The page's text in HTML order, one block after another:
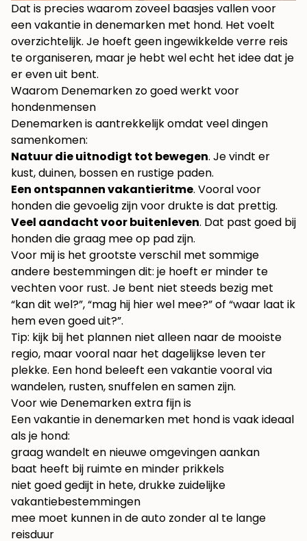
Dat is precies waarom zoveel baasjes vallen voor
een vakantie in denemarken met hond. Het voelt
overzichtelijk. Je hoeft geen ingewikkelde verre reis
te organiseren, maar je hebt wel echt het idee dat je
er even uit bent.
Waarom Denemarken zo goed werkt voor
hondenmensen
Denemarken is aantrekkelijk omdat veel dingen
samenkomen:
Natuur die uitnodigt tot bewegen. Je vindt er
kust, duinen, bossen en rustige paden.
Een ontspannen vakantieritme. Vooral voor
honden die gevoelig zijn voor drukte is dat prettig.
Veel aandacht voor buitenleven. Dat past goed bij
honden die graag mee op pad zijn.
Voor mij is het grootste verschil met sommige
andere bestemmingen dit: je hoeft er minder te
vechten voor rust. Je bent niet steeds bezig met
“kan dit wel?”, “mag hij hier wel mee?” of “waar laat ik
hem even goed uit?”.
Tip: kijk bij het plannen niet alleen naar de mooiste
regio, maar vooral naar het dagelijkse leven ter
plekke. Een hond beleeft een vakantie vooral via
wandelen, rusten, snuffelen en samen zijn.
Voor wie Denemarken extra fijn is
Een vakantie in denemarken met hond is vaak ideaal
als je hond:
graag wandelt en nieuwe omgevingen aankan
baat heeft bij ruimte en minder prikkels
niet goed gedijt in hete, drukke zuidelijke
vakantiebestemmingen
mee moet kunnen in de auto zonder al te lange
reisduur